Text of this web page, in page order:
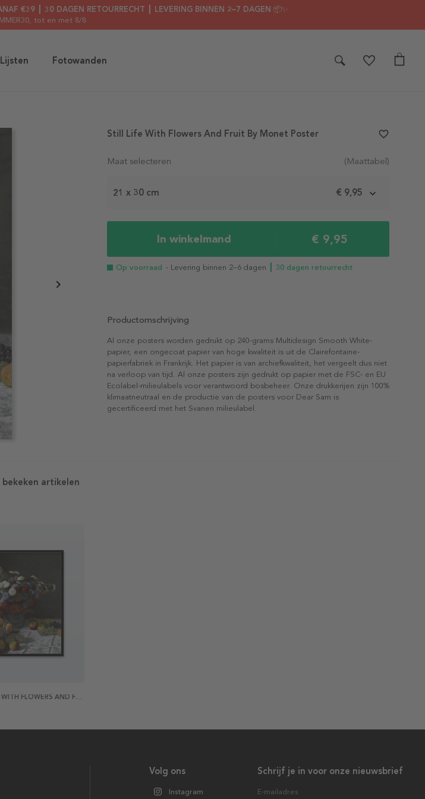
€39 ┃ 30 DAGEN RETOURRECHT ┃ LEVERING BINNEN 2–7 DAGEN 📦✨
, tot en met 8/8
Lijsten Fotowanden
Maat selecteren (Maattabel)
21 x 30 cm € 9,95
In winkelmand € 9,95
Op voorraad - Levering binnen 2–6 dagen ┃ 30 dagen retourrecht
Still Life With Flowers And Fruit By Monet Poster favorite_border
Productomschrijving
Al onze posters worden gedrukt op 240-grams Multidesign Smooth White-
papier, een ongecoat papier van hoge kwaliteit is uit de Clairefontaine-
papierfabriek in Frankrijk. Het papier is van archiefkwaliteit, het vergeelt dus niet
na verloop van tijd. Al onze posters zijn gedrukt op papier met de FSC- en EU
Ecolabel-milieulabels voor verantwoord bosbeheer. Onze drukkerijen zijn 100%
klimaatneutraal en de productie van de posters voor Dear Sam is
gecertificeerd met het Svanen milieulabel.
bekeken artikelen
STILL LIFE WITH FLOWERS AND FRUIT BY MONET POSTER
Schrijf je in voor onze nieuwsbrief
E-mailadres
Volg ons
Instagram